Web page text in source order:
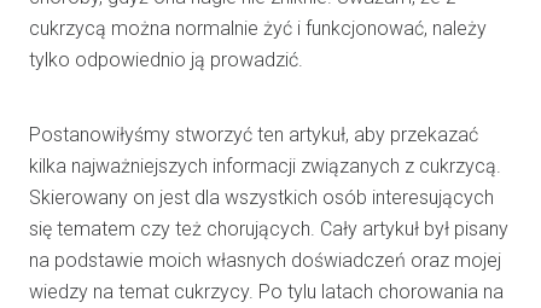
cukrzycą można normalnie żyć i funkcjonować, należy
tylko odpowiednio ją prowadzić.
Postanowiłyśmy stworzyć ten artykuł, aby przekazać
kilka najważniejszych informacji związanych z cukrzycą.
Skierowany on jest dla wszystkich osób interesujących
się tematem czy też chorujących. Cały artykuł był pisany
na podstawie moich własnych doświadczeń oraz mojej
wiedzy na temat cukrzycy. Po tylu latach chorowania na